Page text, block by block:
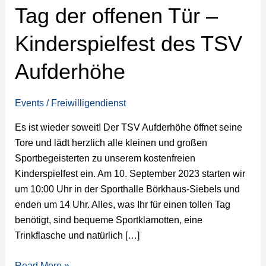
Tag der offenen Tür –
Kinderspielfest des TSV
Aufderhöhe
Events / Freiwilligendienst
Es ist wieder soweit! Der TSV Aufderhöhe öffnet seine
Tore und lädt herzlich alle kleinen und großen
Sportbegeisterten zu unserem kostenfreien
Kinderspielfest ein. Am 10. September 2023 starten wir
um 10:00 Uhr in der Sporthalle Börkhaus-Siebels und
enden um 14 Uhr. Alles, was Ihr für einen tollen Tag
benötigt, sind bequeme Sportklamotten, eine
Trinkflasche und natürlich […]
offenen
Tür
–
des
Aufderhöhe